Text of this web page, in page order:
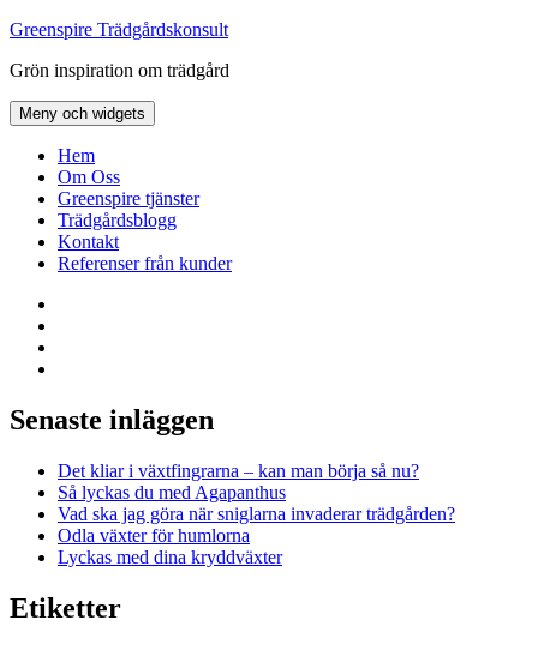
Hoppa
innehåll
Greenspire Trädgårdskonsult
Grön inspiration om trädgård
Meny och widgets
Hem
Om Oss
Greenspire tjänster
Trädgårdsblogg
Kontakt
Referenser från kunder
Senaste inläggen
Det kliar i växtfingrarna – kan man börja så nu?
Så lyckas du med Agapanthus
Vad ska jag göra när sniglarna invaderar trädgården?
Odla växter för humlorna
Lyckas med dina kryddväxter
Etiketter